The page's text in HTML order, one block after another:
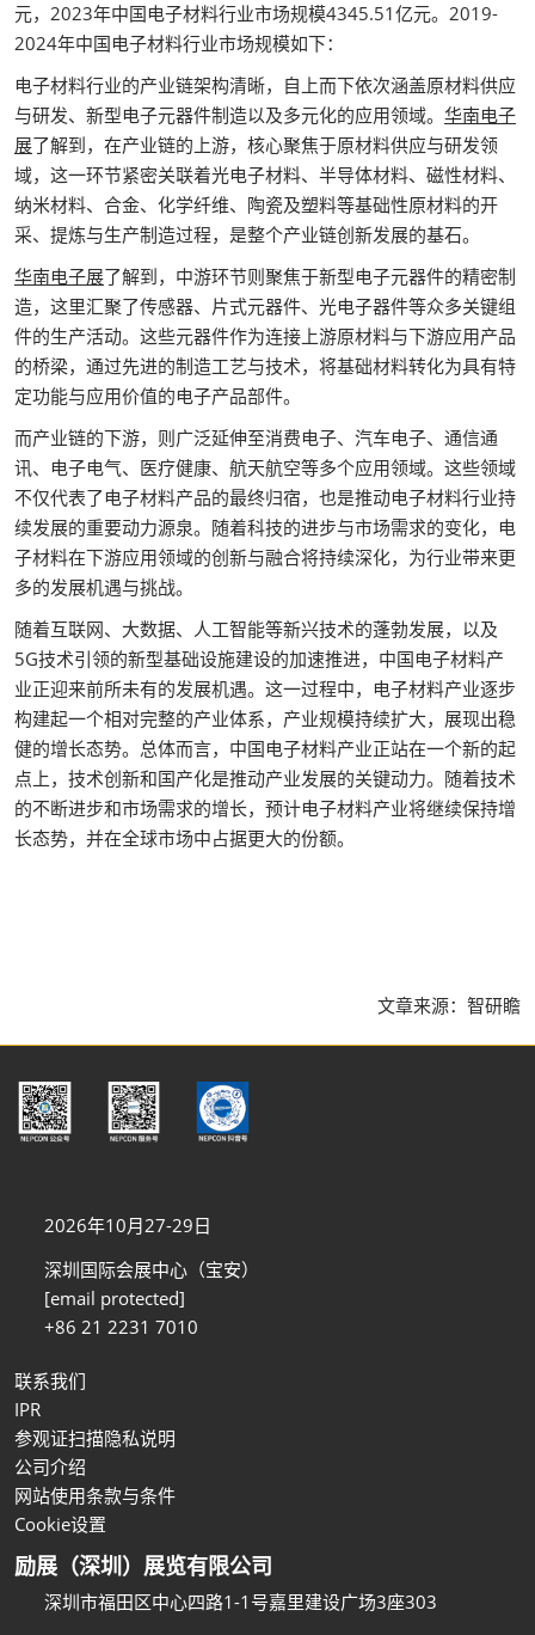
元，2023年中国电子材料行业市场规模4345.51亿元。2019-
2024年中国电子材料行业市场规模如下：
电子材料行业的产业链架构清晰，自上而下依次涵盖原材料供应
与研发、新型电子元器件制造以及多元化的应用领域。 华南电子
展了解到，在产业链的上游，核心聚焦于原材料供应与研发领
域，这一环节紧密关联着光电子材料、半导体材料、磁性材料、
纳米材料、合金、化学纤维、陶瓷及塑料等基础性原材料的开
采、提炼与生产制造过程，是整个产业链创新发展的基石。
华南电子展了解到，中游环节则聚焦于新型电子元器件的精密制
造，这里汇聚了传感器、片式元器件、光电子器件等众多关键组
件的生产活动。这些元器件作为连接上游原材料与下游应用产品
的桥梁，通过先进的制造工艺与技术，将基础材料转化为具有特
定功能与应用价值的电子产品部件。
而产业链的下游，则广泛延伸至消费电子、汽车电子、通信通
讯、电子电气、医疗健康、航天航空等多个应用领域。这些领域
不仅代表了电子材料产品的最终归宿，也是推动电子材料行业持
续发展的重要动力源泉。随着科技的进步与市场需求的变化，电
子材料在下游应用领域的创新与融合将持续深化，为行业带来更
多的发展机遇与挑战。
随着互联网、大数据、人工智能等新兴技术的蓬勃发展，以及
5G技术引领的新型基础设施建设的加速推进，中国电子材料产
业正迎来前所未有的发展机遇。这一过程中，电子材料产业逐步
构建起一个相对完整的产业体系，产业规模持续扩大，展现出稳
健的增长态势。总体而言，中国电子材料产业正站在一个新的起
点上，技术创新和国产化是推动产业发展的关键动力。随着技术
的不断进步和市场需求的增长，预计电子材料产业将继续保持增
长态势，并在全球市场中占据更大的份额。
文章来源：智研瞻
2026年10月27-29日
深圳国际会展中心（宝安）
[email protected]
+86 21 2231 7010
联系我们
IPR
参观证扫描隐私说明
公司介绍
网站使用条款与条件
Cookie设置
励展（深圳）展览有限公司
深圳市福田区中心四路1-1号嘉里建设广场3座303